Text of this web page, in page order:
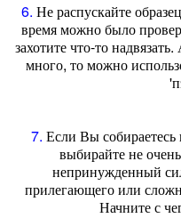
6. Не распускайте
время можно было
захотите что-то
много, то можно
7. Если Вы собираетесь
выбирайте не
непринужденный
прилегающего или
Начните с